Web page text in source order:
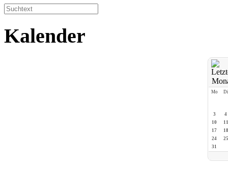
Kalender
Mo Di
3
4
10
11
17
18
24
25
31